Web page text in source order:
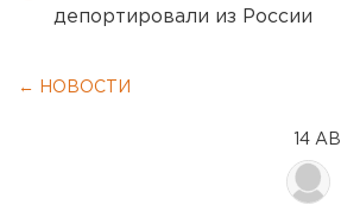
депортировали из России
← НОВОСТИ
14